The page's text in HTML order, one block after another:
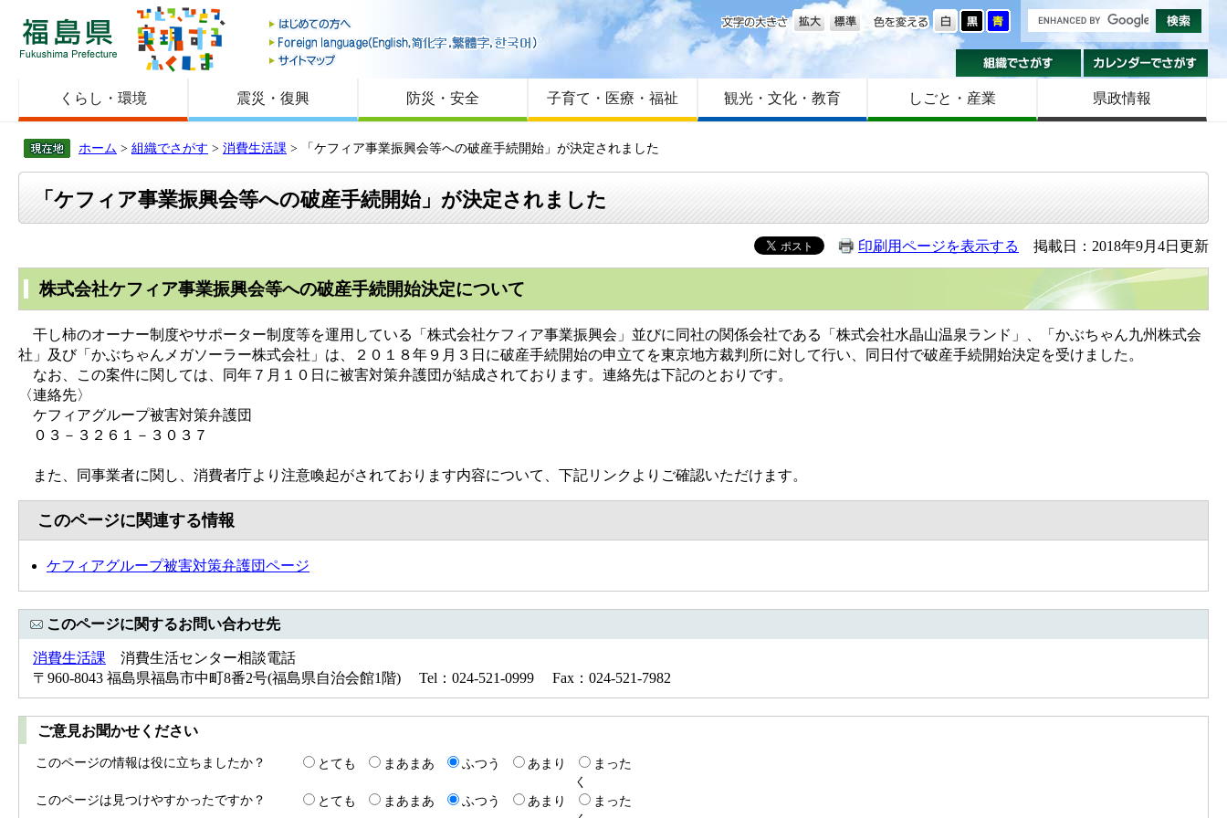
福島県
はじめての方へ
Foreign language
サイトマップ
色を変える
文字の大きさ
組織でさがす
くらし・環境 震災・復興 防災・安全 子育て・医療・福祉 観光・文化・教育 しごと・産業 県政情報
ホーム > 組織でさがす > 消費生活課 > 「ケフィア事業振興会等への破産手続開始」が決定されました
「ケフィア事業振興会等への破産手続開始」が決定されました
印刷用ページを表示する 掲載日：2018年9月4日更新
株式会社ケフィア事業振興会等への破産手続開始決定について
干し柿のオーナー制度やサポーター制度等を運用している「株式会社ケフィア事業振興会」並びに同社の関係会社である「株式会社水晶山温泉ランド」、「かぶちゃん九州株式会
社」及び「かぶちゃんメガソーラー株式会社」は、２０１８年９月３日に破産手続開始の申立てを東京地方裁判所に対して行い、同日付で破産手続開始決定を受けました。
なお、この案件に関しては、同年７月１０日に被害対策弁護団が結成されております。連絡先は下記のとおりです。
〈連絡先〉
ケフィアグループ被害対策弁護団
０３－３２６１－３０３７
また、同事業者に関し、消費者庁より注意喚起がされております内容について、下記リンクよりご確認いただけます。
このページに関連する情報
ケフィアグループ被害対策弁護団ページ
このページに関するお問い合わせ先
消費生活課 消費生活センター相談電話
〒960-8043 福島県福島市中町8番2号(福島県自治会館1階) Tel：024-521-0999 Fax：024-521-7982
ご意見お聞かせください
このページの情報は役に立ちましたか？ とても まあまあ ふつう あまり
まった
く
このページは見つけやすかったですか？
とても まあまあ ふつう あまり
まった